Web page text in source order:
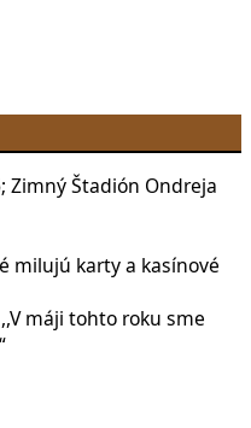
Zimný Štadión Ondreja
milujú karty a kasínové
máji tohto roku sme